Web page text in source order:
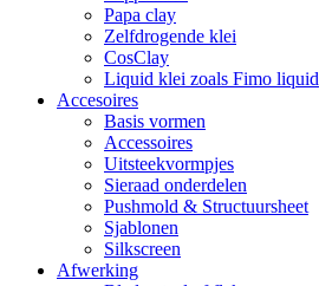
Papa clay
Zelfdrogende klei
CosClay
Liquid klei zoals Fimo liquid
Accesoires
Basis vormen
Accessoires
Uitsteekvormpjes
Sieraad onderdelen
Pushmold & Structuursheet
Sjablonen
Silkscreen
Afwerking